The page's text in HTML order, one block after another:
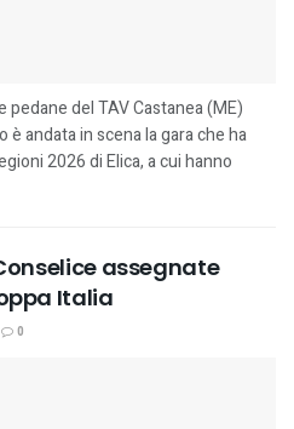
del TAV Castanea (ME)
andata in scena la gara che ha
2026 di Elica, a cui hanno
assegnate
Italia
0